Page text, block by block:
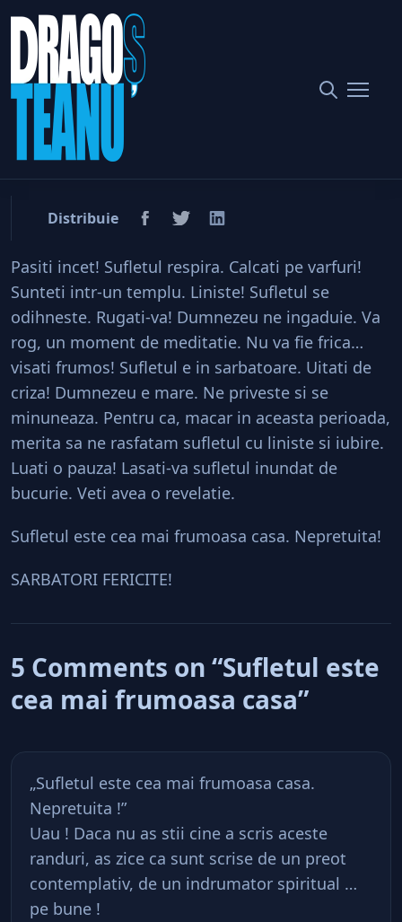
Home
Societate
Sufletul este cea mai frumoasa casa
Sufletul este cea mai
frumoasa casa
Distribuie
Pasiti incet! Sufletul respira. Calcati pe varfuri!
Sunteti intr-un templu. Liniste! Sufletul se
odihneste. Rugati-va! Dumnezeu ne ingaduie. Va
rog, un moment de meditatie. Nu va fie frica…
visati frumos! Sufletul e in sarbatoare. Uitati de
criza! Dumnezeu e mare. Ne priveste si se
minuneaza. Pentru ca, macar in aceasta perioada,
merita sa ne rasfatam sufletul cu liniste si iubire.
Luati o pauza! Lasati-va sufletul inundat de
bucurie. Veti avea o revelatie.
Sufletul este cea mai frumoasa casa. Nepretuita!
SARBATORI FERICITE!
5 Comments on “Sufletul este
cea mai frumoasa casa”
„Sufletul este cea mai frumoasa casa.
Nepretuita !”
Uau ! Daca nu as stii cine a scris aceste
randuri, as zice ca sunt scrise de un preot
contemplativ, de un indrumator spiritual …
pe bune !